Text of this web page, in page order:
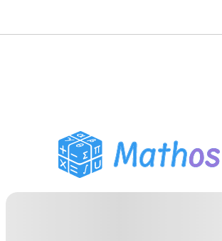
PDF होमवर्क सहायक
अध्ययन उपकरण